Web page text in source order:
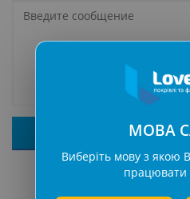
МОВА
Виберіть мову з якою
працювати